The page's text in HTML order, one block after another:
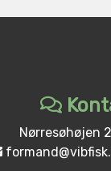
Nørresøhøjen